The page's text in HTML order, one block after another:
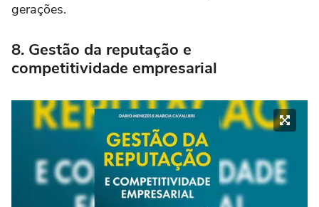
gerações.
8. Gestão da reputação e
competitividade empresarial